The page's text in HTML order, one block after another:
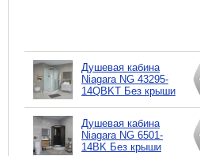
Душевая кабина
Niagara NG 43295-
14QBKT Без крыши
Душевая кабина
Niagara NG 6501-
14BK Без крыши